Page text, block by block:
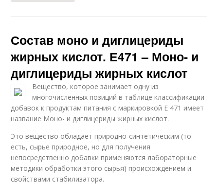
Состав моно и диглицериды
жирных кислот. Е471 – Моно- и
диглицериды жирных кислот
Вещество, которое занимает одну из
многочисленных позиций в таблице классификации
добавок к продуктам питания с маркировкой Е 471 имеет
название Моно- и диглицериды жирных кислот.
Это вещество обладает природно-синтетическим (то
есть, сырье природное, но для получения
непосредственно добавки применяются лабораторные
методики обработки этого сырья) происхождением и
свойствами стабилизатора.